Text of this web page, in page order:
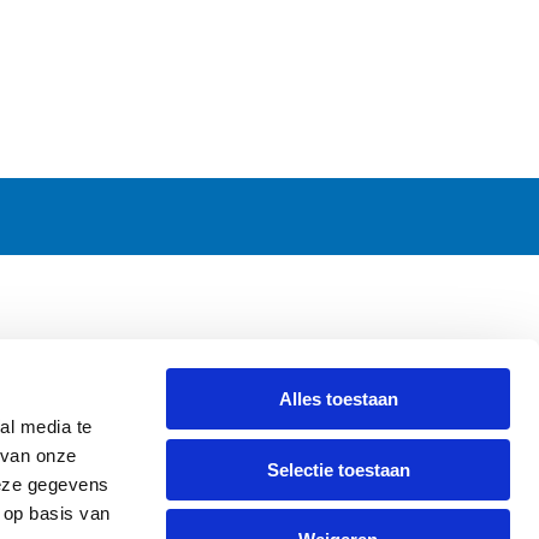
media te
onze
gegevens
basis van
Alles toestaan
Selectie toestaan
Griendweg 53-55
3295 KV 's-Gravendeel
The Netherlands
Tel.+31 78 673 47 61